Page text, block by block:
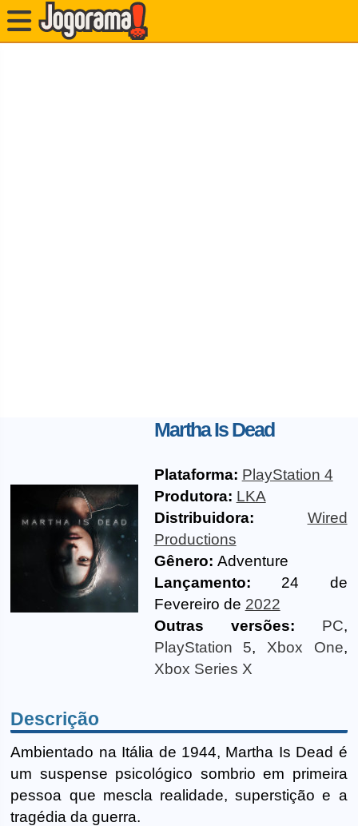
Martha Is Dead
Plataforma: PlayStation 4
Produtora: LKA
Distribuidora:
Wired
Productions
Gênero: Adventure
Lançamento: 24 de
Fevereiro de 2022
Outras versões:
PC,
PlayStation 5, Xbox One,
Xbox Series X
Descrição
Ambientado na Itália de 1944, Martha Is Dead é
um suspense psicológico sombrio em primeira
pessoa que mescla realidade, superstição e a
tragédia da guerra.